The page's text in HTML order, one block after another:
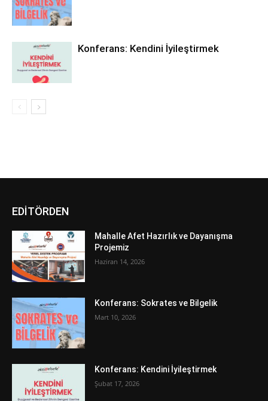
Konferans: Kendini İyileştirmek
EDİTÖRDEN
Mahalle Afet Hazırlık ve Dayanışma
Projemiz
Haziran 14, 2026
Konferans: Sokrates ve Bilgelik
Mart 10, 2026
Konferans: Kendini İyileştirmek
Şubat 17, 2026